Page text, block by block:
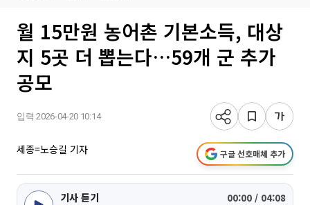
월 15만원 농어촌 기본소득, 대상
지 5곳 더 뽑는다…59개 군 추가
공모
입력 2026-04-20 10:14
세종=노승길 기자 구글 선호매체 추가
기사 듣기 00:00 / 04:08